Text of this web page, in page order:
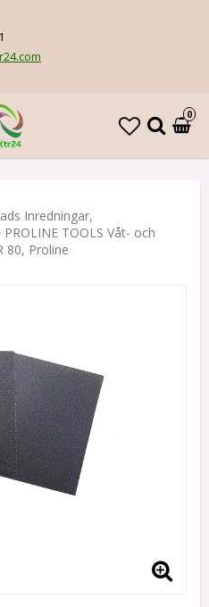
0
Inredningar,
PROLINE TOOLS Våt- och
80, Proline